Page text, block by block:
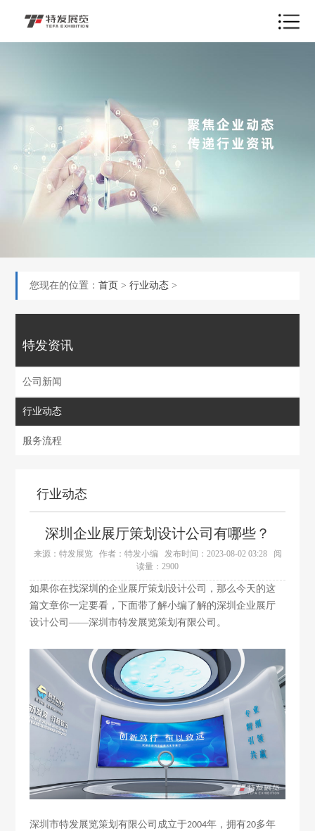
您现在的位置：首页 >行业动态 >
特发资讯
公司新闻
行业动态
服务流程
行业动态
深圳企业展厅策划设计公司有哪些？
来源：特发展览 作者：特发小编 发布时间：2023-08-02 03:28
阅
读量：2900
如果你在找深圳的企业展厅策划设计公司，那么今天的这
篇文章你一定要看 ，下面带了解小编了解的深圳企业展厅
设计公司——深圳市特发展览策划有限公司 。
深圳市特发展览策划有限公司成立于2004年 ，拥有20多年